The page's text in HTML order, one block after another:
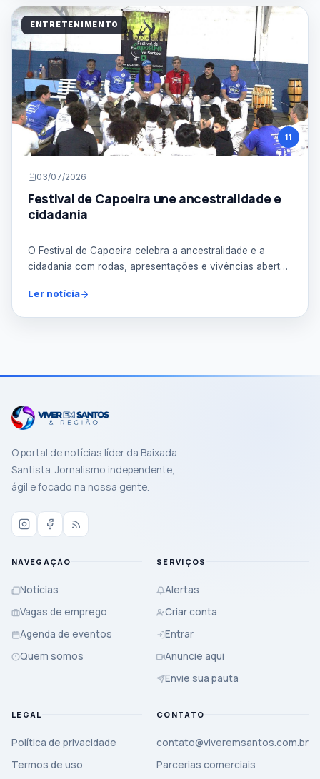
ENTRETENIMENTO
11
03/07/2026
Festival de Capoeira une ancestralidade e
cidadania
O Festival de Capoeira celebra a ancestralidade e a
cidadania com rodas, apresentações e vivências abertas
Ler notícia
O portal de notícias líder da Baixada
Santista. Jornalismo independente,
ágil e focado na nossa gente.
NAVEGAÇÃO
Notícias
Vagas de emprego
Agenda de eventos
Quem somos
SERVIÇOS
Alertas
Criar conta
Entrar
Anuncie aqui
Envie sua pauta
LEGAL
Política de privacidade
Termos de uso
CONTATO
contato@viveremsantos.com.br
Parcerias comerciais